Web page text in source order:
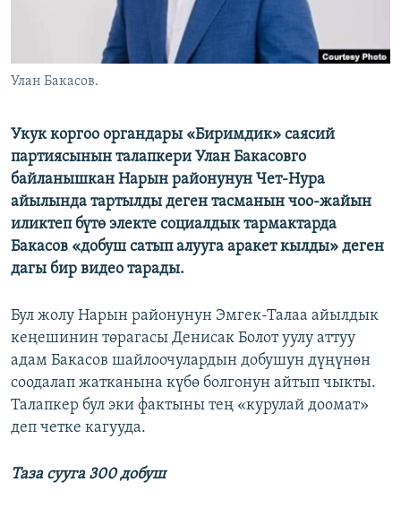
ЭЕ/АРнун бардык сайттары
Улан Бакасов.
Укук коргоо органдары «Биримдик» саясий
партиясынын талапкери Улан Бакасовго
байланышкан Нарын районунун Чет-Нура
айылында тартылды деген тасманын чоо-жайын
иликтеп бүтө электе социалдык тармактарда
Бакасов «добуш сатып алууга аракет кылды» деген
дагы бир видео тарады.
Бул жолу Нарын районунун Эмгек-Талаа айылдык
кеңешинин төрагасы Денисак Болот уулу аттуу
адам Бакасов шайлоочулардын добушун дүңүнөн
соодалап жатканына күбө болгонун айтып чыкты.
Талапкер бул эки фактыны тең «курулай доомат»
деп четке кагууда.
Таза сууга 300 добуш